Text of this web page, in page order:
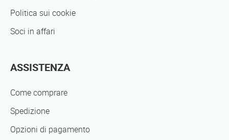
Politica sui cookie
Soci in affari
ASSISTENZA
Come comprare
Spedizione
Opzioni di pagamento